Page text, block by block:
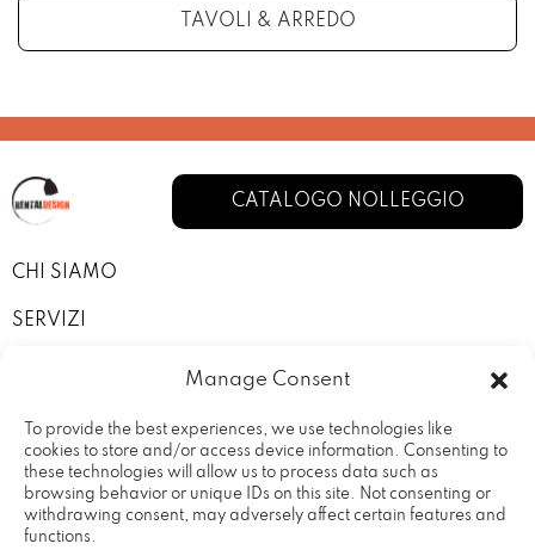
Manage Consent
To provide the best experiences, we use technologies like
cookies to store and/or access device information. Consenting to
these technologies will allow us to process data such as
browsing behavior or unique IDs on this site. Not consenting or
withdrawing consent, may adversely affect certain features and
functions.
TAVOLI & ARREDO
CATALOGO NOLLEGGIO
CHI SIAMO
SERVIZI
I NOSTRI ALLESTIMENTI
CONTATTI
PRIVACY POLICY
TERMINI E CONDIZIONI